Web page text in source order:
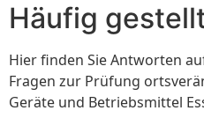
Häufig
Hier finden Sie Antworten
Fragen zur Prüfung
Geräte und Betriebsmittel